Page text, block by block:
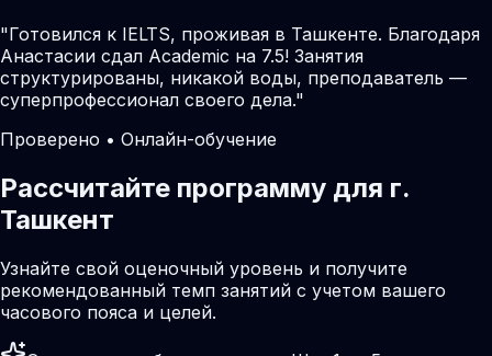
"Готовился к IELTS, проживая в Ташкенте. Благодаря
Анастасии сдал Academic на 7.5! Занятия
структурированы, никакой воды, преподаватель —
суперпрофессионал своего дела."
Проверено • Онлайн-обучение
Рассчитайте программу для г.
Ташкент
Узнайте свой оценочный уровень и получите
рекомендованный темп занятий с учетом вашего
часового пояса и целей.